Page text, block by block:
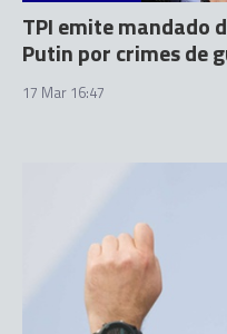
TPI emite mandado
Putin por crimes de
17 Mar 16:47